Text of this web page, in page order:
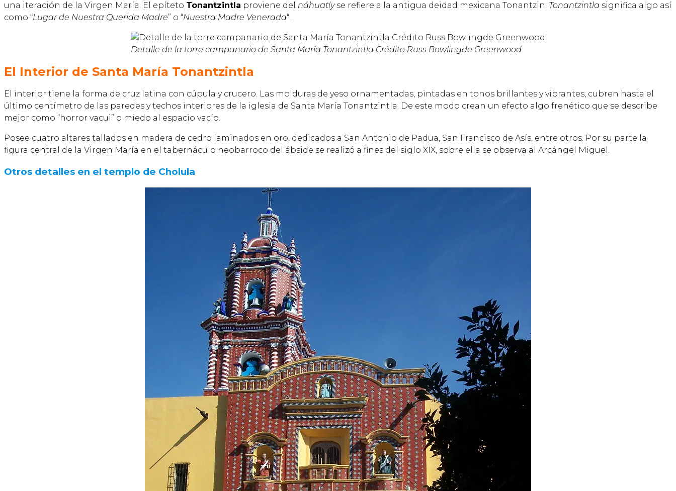
una iteración de la Virgen María. El epíteto Tonantzintla proviene del náhuatlyse refiere a la antigua deidad mexicana Tonantzin; Tonantzintla significa algo así
como “Lugar de Nuestra Querida Madre” o “Nuestra Madre Venerada“.
Detalle de la torre campanario de Santa María Tonantzintla Crédito Russ Bowlingde Greenwood
El Interior de Santa María Tonantzintla
El interior tiene la forma de cruz latina con cúpula y crucero. Las molduras de yeso ornamentadas, pintadas en tonos brillantes y vibrantes, cubren hasta el
último centímetro de las paredes y techos interiores de la iglesia de Santa María Tonantzintla. De este modo crean un efecto algo frenético que se describe
mejor como “horror vacui” o miedo al espacio vacío.
Posee cuatro altares tallados en madera de cedro laminados en oro, dedicados a San Antonio de Padua, San Francisco de Asís, entre otros. Por su parte la
figura central de la Virgen María en el tabernáculo neobarroco del ábside se realizó a fines del siglo XIX, sobre ella se observa al Arcángel Miguel.
Otros detalles en el templo de Cholula